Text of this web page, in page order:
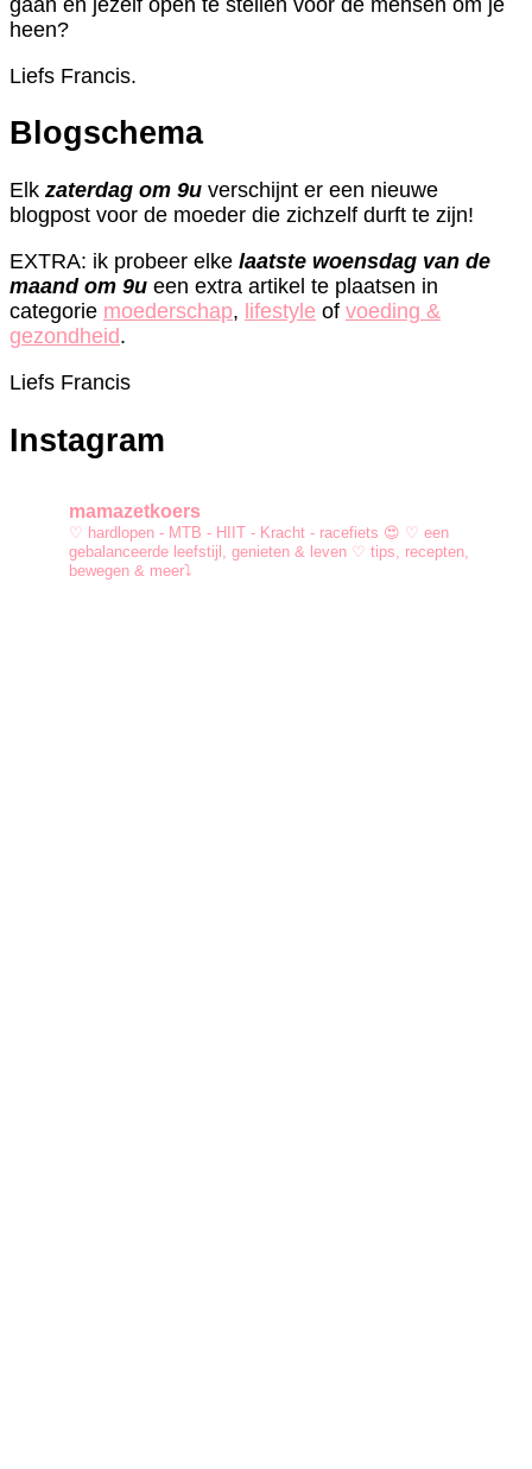
heen?
Liefs Francis.
Blogschema
Elk zaterdag om 9u verschijnt er een nieuwe
blogpost voor de moeder die zichzelf durft te zijn!
EXTRA: ik probeer elke laatste woensdag van de
maand om 9u een extra artikel te plaatsen in
categorie moederschap, lifestyle of voeding &
gezondheid.
Liefs Francis
Instagram
mamazetkoers
♡︎ hardlopen - MTB - HIIT - Kracht - racefiets 😍 ♡︎ een
gebalanceerde leefstijl, genieten & leven ♡︎ tips, recepten,
bewegen & meer⤵︎